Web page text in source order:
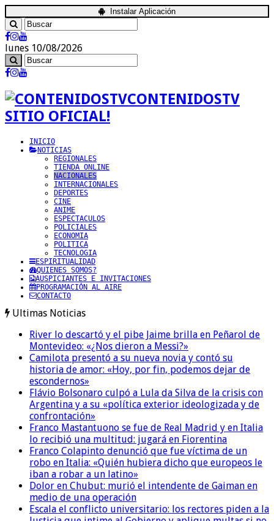
Instalar Aplicación
lunes 10/08/2026
CONTENIDOSTV
SITIO OFICIAL!
INICIO
NOTICIAS
REGIONALES
TIENDA ONLINE
NACIONALES
INTERNACIONALES
DEPORTES
CINE
ANIME
ESPECTACULOS
POLICIALES
ECONOMIA
POLITICA
TECNOLOGIA
ESPIRITUALIDAD
QUIENES SOMOS?
AUSPICIANTES E INVITACIONES
PROGRAMACIÓN AL AIRE
CONTACTO
Ultimas Noticias
River lo descartó y el pibe Jaime brilla en Peñarol de
Montevideo: «¿Nos dieron a Messi?»
Camilota presentó a su nueva novia y contó su
historia de amor: «Hoy, por fin, podemos dejar de
escondernos»
Flávio Bolsonaro culpó a Lula da Silva de la crisis con
Argentina y a su «política exterior ideologizada y de
confrontación»
Franco Mastantuono se fue de Real Madrid y en Italia
lo recibió una multitud: jugará en Fiorentina
Franco Colapinto denunció que fue víctima de un
robo en Italia: «Quién hubiera dicho que europeos le
iban a robar a un latino»
Dolor en Chubut: murió el intendente de Gaiman en
medio de una operación
Escala el conflicto universitario: los rectores piden a la